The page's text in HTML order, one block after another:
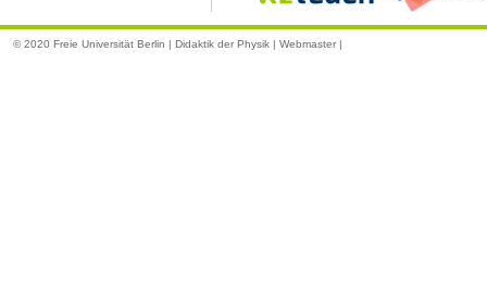
© 2020 Freie Universität Berlin | Didaktik der Physik | Webmaster |